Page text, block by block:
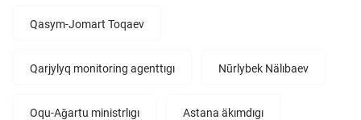
Qasym-Jomart Toqaev
Qarjylyq monitoring agenttıgı Nūrlybek Nälıbaev
Oqu-Aǧartu ministrlıgı Astana äkımdıgı